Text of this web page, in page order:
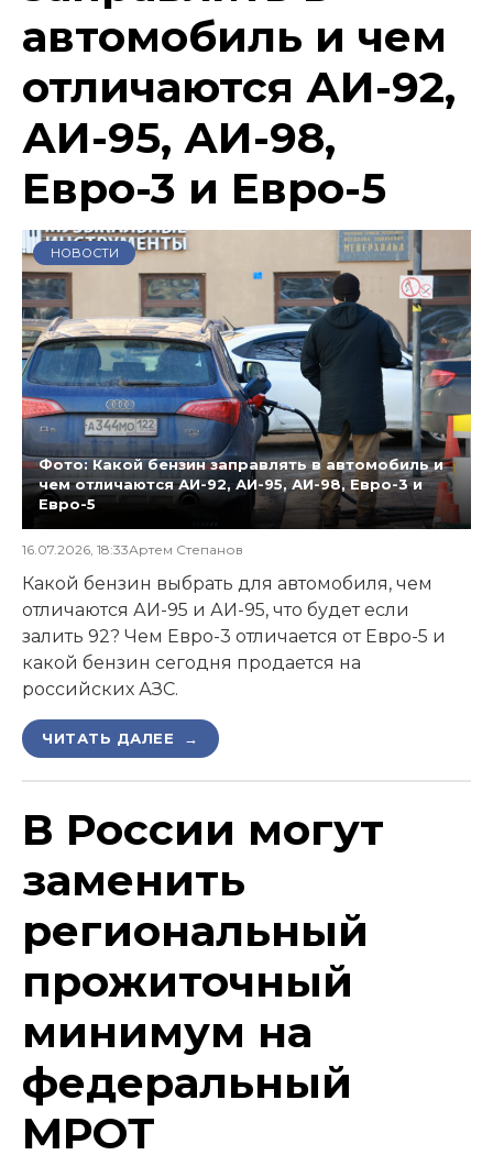
автомобиль и чем
отличаются АИ-92,
АИ-95, АИ-98,
Евро-3 и Евро-5
НОВОСТИ
Фото: Какой бензин заправлять в автомобиль и
чем отличаются АИ-92, АИ-95, АИ-98, Евро-3 и
Евро-5
16.07.2026, 18:33Артем Степанов
Какой бензин выбрать для автомобиля, чем
отличаются АИ-95 и АИ-95, что будет если
залить 92? Чем Евро-3 отличается от Евро-5 и
какой бензин сегодня продается на
российских АЗС.
ЧИТАТЬ ДАЛЕЕ →
В России могут
заменить
региональный
прожиточный
минимум на
федеральный
МРОТ